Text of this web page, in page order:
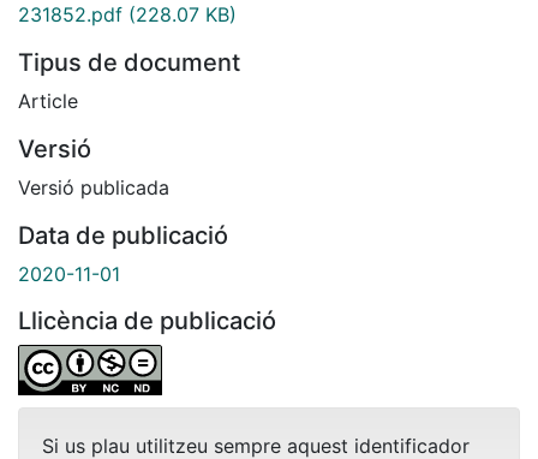
231852.pdf (228.07 KB)
Tipus de document
Article
Versió
Versió publicada
Data de publicació
2020-11-01
Llicència de publicació
Si us plau utilitzeu sempre aquest identificador